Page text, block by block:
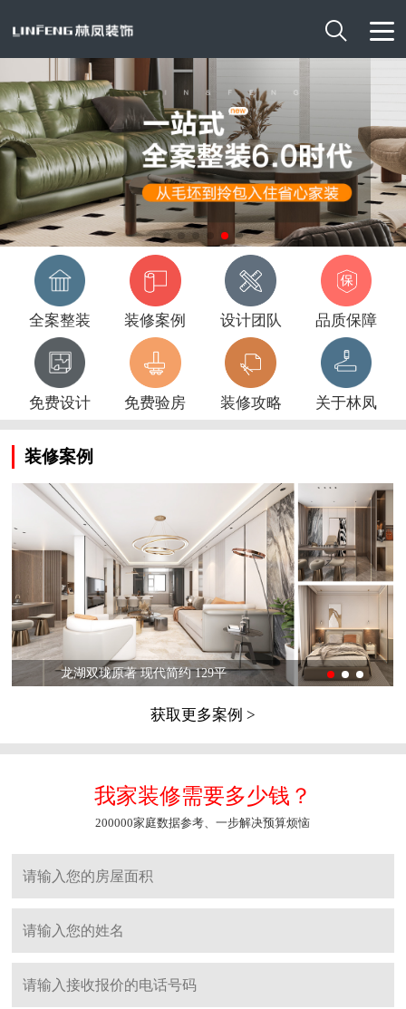

全案整装 装修案例 设计团队 品质保障
免费设计 免费验房 装修攻略 关于林凤
装修案例
龙湖双珑原著 现代简约 129平
获取更多案例 >
我家装修需要多少钱？
200000家庭数据参考、一步解决预算烦恼